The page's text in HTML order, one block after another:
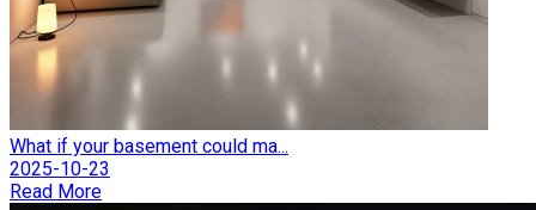
What if your basement could ma...
2025-10-23
Read More